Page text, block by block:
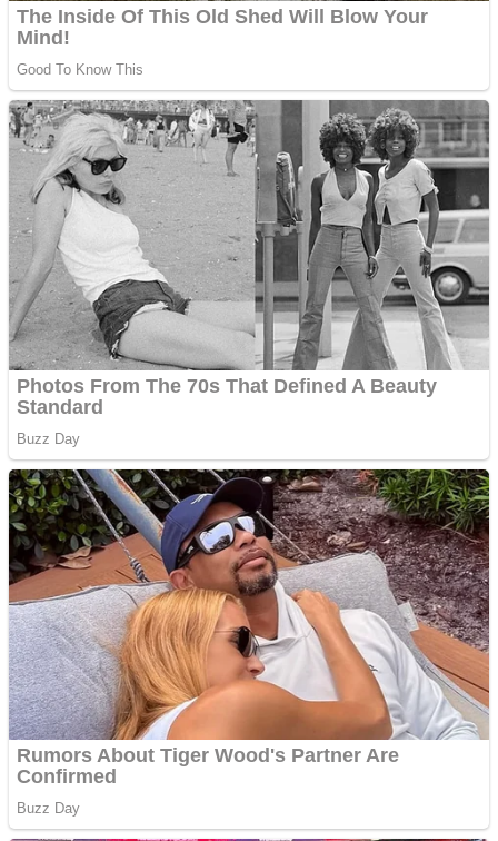
Vând domeniu+website
de publicitate de tip
Pastorul Liviu Radu a
trecut la Domnul
Anchetă incendiară la
Gherla, polițist acuzat de
Covid-19: 755 de cazuri
noi în România
Răcitor de apă CW5000
pentru freze cu laser fără
metale
metale